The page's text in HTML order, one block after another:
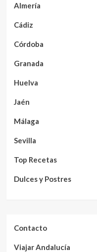
Almería
Cádiz
Córdoba
Granada
Huelva
Jaén
Málaga
Sevilla
Top Recetas
Dulces y Postres
Contacto
Viajar Andalucía